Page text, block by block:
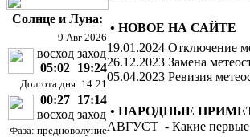
Солнце и Луна:
9 Авг 2026
восход
05:02
заход
19:24
Долгота дня: 14:21
00:27
восход
17:14
заход
Фаза: предноволуние
• НОВОЕ НА САЙТЕ
19.01.2024 Отключение
26.12.2023 Замена
05.04.2023 Ревизия
• НАРОДНЫЕ
АВГУСТ - Какие первые